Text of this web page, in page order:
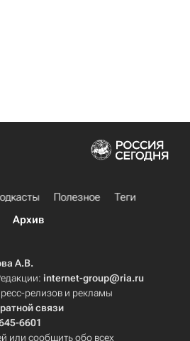
Полезное
Теги
Архив
А.В.
internet-group@ria.ru
релизов и рекламы
связи
6601
или сообщить обо всех